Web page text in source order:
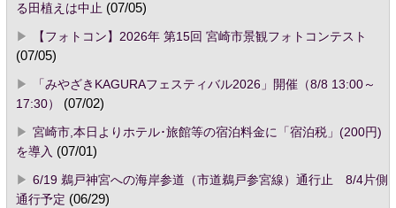
る田植えは中止 (07/05)
【フォトコン】2026年 第15回 宮崎市景観フォトコンテスト
(07/05)
「みやざきKAGURAフェスティバル2026」開催（8/8 13:00～
17:30）
(07/02)
宮崎市,本日よりホテル･旅館等の宿泊料金に「宿泊税」(200円)
を導入 (07/01)
6/19 鵜戸神宮への海岸参道（市道鵜戸参宮線）通行止 8/4片側
通行予定 (06/29)